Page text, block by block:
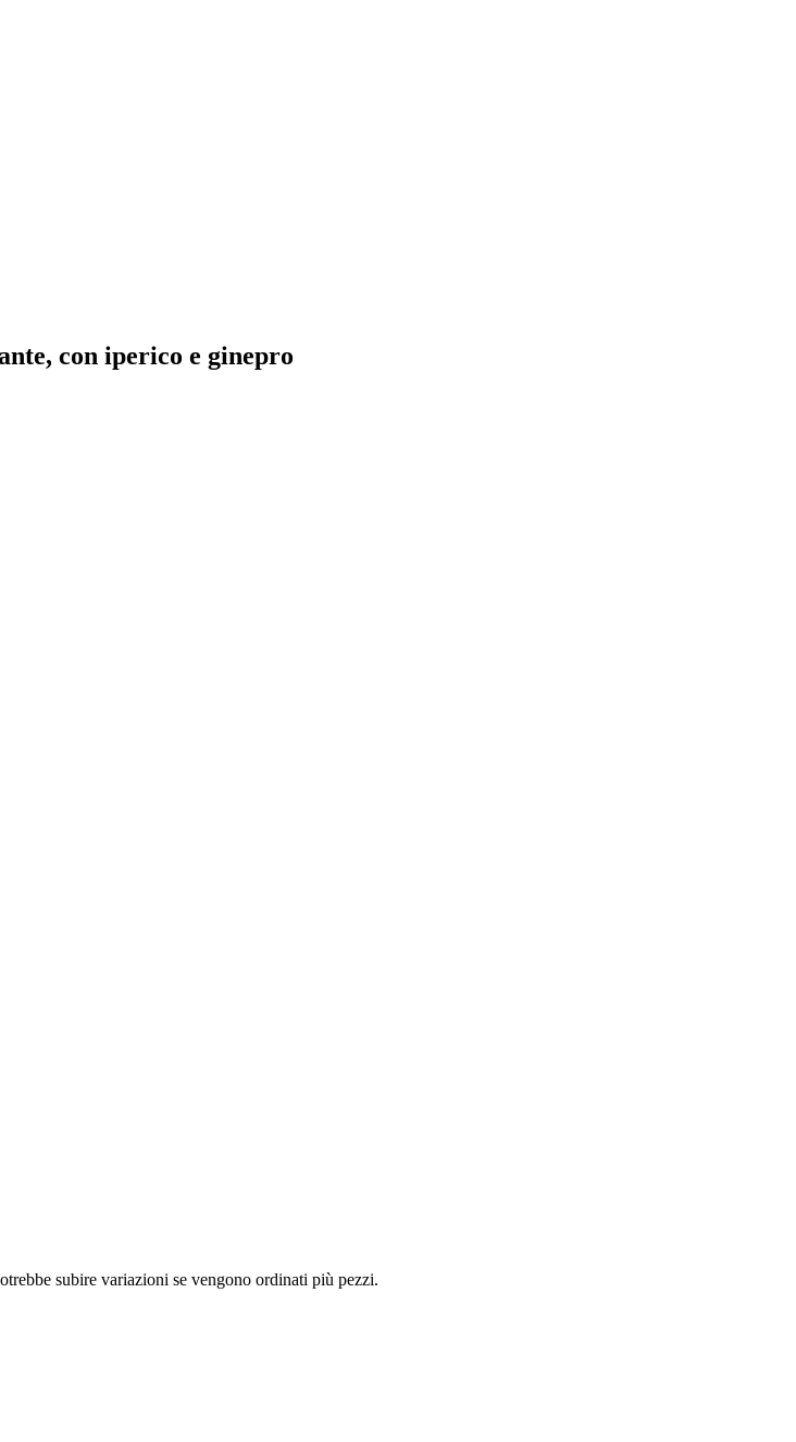
con iperico e ginepro
subire variazioni se vengono ordinati più pezzi.